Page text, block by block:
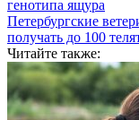
генотипа ящура
Петербургские
получать до 100
Читайте также: